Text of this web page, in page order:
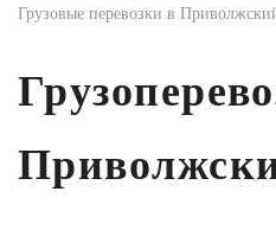
Грузовые перевозки в